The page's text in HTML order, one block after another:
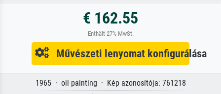
€ 162.55
Enthält 27% MwSt.
Művészeti lenyomat konfigurálása
1965 · oil painting · Kép azonosítója: 761218